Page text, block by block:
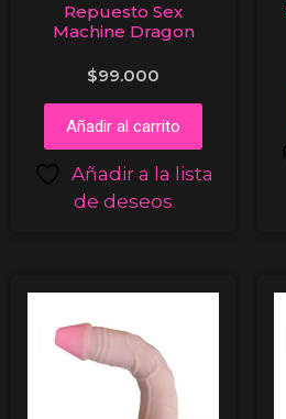
Repuesto Sex
Machine Dragon
$99.000
Añadir al carrito
Añadir a la lista
de deseos